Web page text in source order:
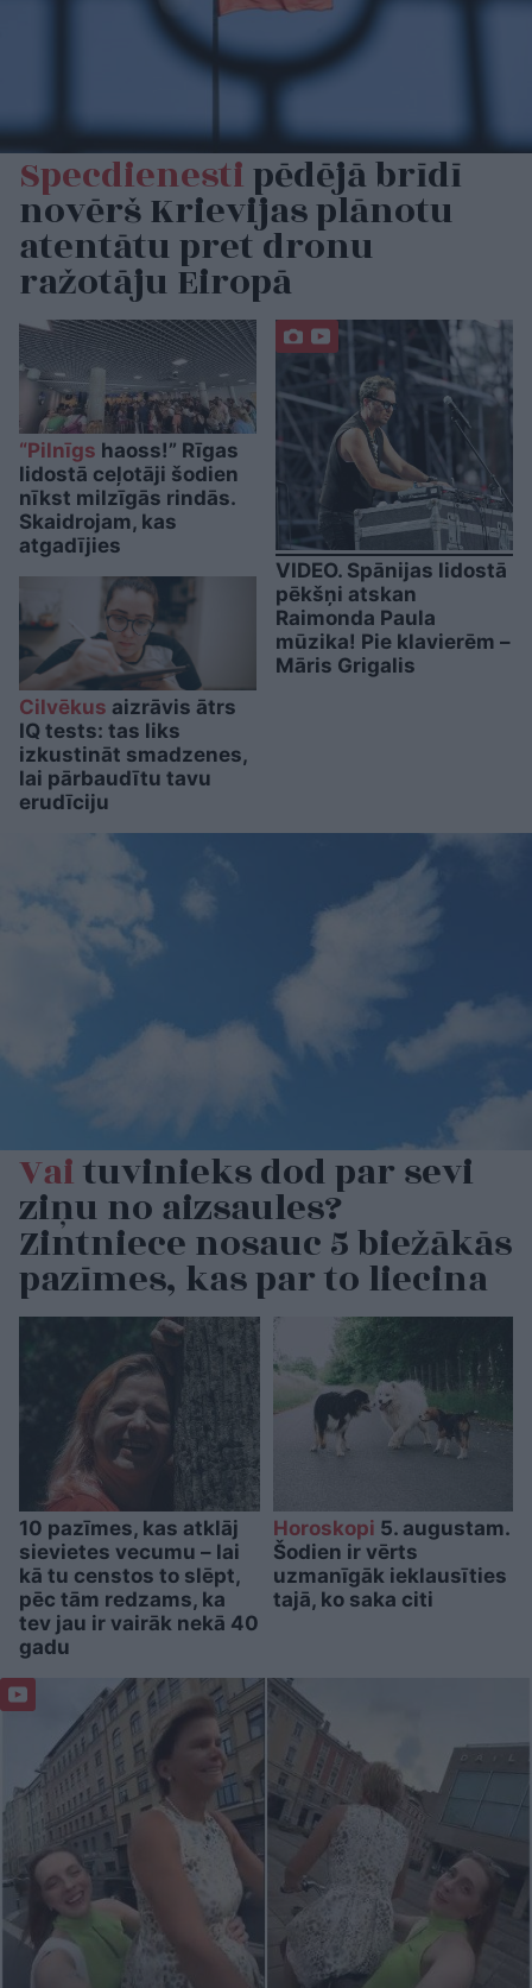
Specdienestipēdējā brīdī
novērš Krievijas plānotu
atentātu pret dronu
ražotāju Eiropā
“Pilnīgs haoss!” Rīgas
lidostā ceļotāji šodien
nīkst milzīgās rindās.
Skaidrojam, kas
atgadījies
Cilvēkus aizrāvis ātrs
IQ tests: tas liks
izkustināt smadzenes,
lai pārbaudītu tavu
erudīciju
VIDEO. Spānijas lidostā
pēkšņi atskan
Raimonda Paula
mūzika! Pie klavierēm –
Māris Grigalis
Vaituvinieks dod par sevi
ziņu no aizsaules?
Zintniece nosauc 5 biežākās
pazīmes, kas par to liecina
10 pazīmes, kas atklāj
sievietes vecumu – lai
kā tu censtos to slēpt,
pēc tām redzams, ka
tev jau ir vairāk nekā 40
gadu
Horoskopi 5. augustam.
Šodien ir vērts
uzmanīgāk ieklausīties
tajā, ko saka citi